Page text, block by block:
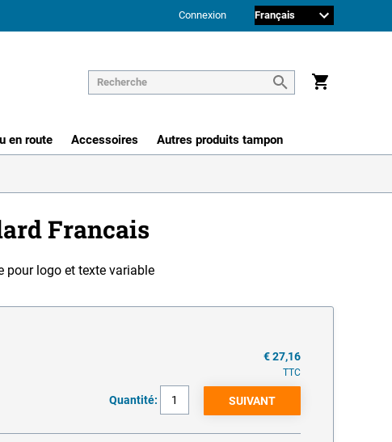
Connexion
en route Accessoires Autres produits tampon
Francais
pour logo et texte variable
€ 27,16
TTC
Quantité: